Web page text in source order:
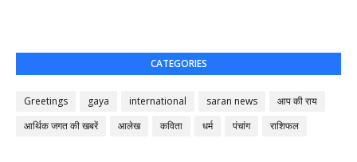
CATEGORIES
Greetings gaya international saran news
आप की राय
आर्थिक जगत की खबरें
आलेख कविता धर्म पंचांग राशिफल